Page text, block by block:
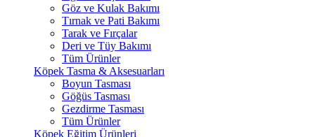
Göz ve Kulak Bakımı
Tırnak ve Pati Bakımı
Tarak ve Fırçalar
Deri ve Tüy Bakımı
Tüm Ürünler
Köpek Tasma & Aksesuarları
Boyun Tasması
Göğüs Tasması
Gezdirme Tasması
Tüm Ürünler
Köpek Eğitim Ürünleri